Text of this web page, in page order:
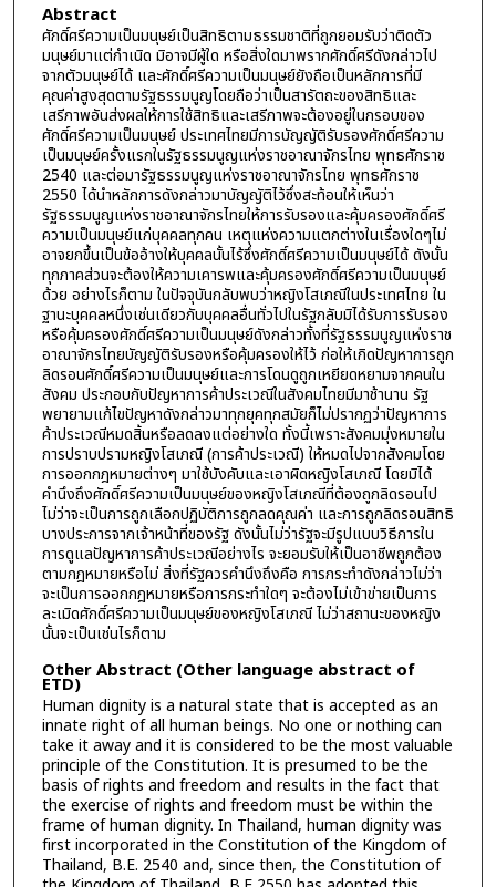
Abstract
ศักดิ์ศรีความเป็นมนุษย์เป็นสิทธิตามธรรมชาติที่ถูกยอมรับว่าติดตัว
มนุษย์มาแต่กำเนิด มิอาจมีผู้ใด หรือสิ่งใดมาพรากศักดิ์ศรีดังกล่าวไป
จากตัวมนุษย์ได้ และศักดิ์ศรีความเป็นมนุษย์ยังถือเป็นหลักการที่มี
คุณค่าสูงสุดตามรัฐธรรมนูญโดยถือว่าเป็นสารัตถะของสิทธิและ
เสรีภาพอันส่งผลให้การใช้สิทธิและเสรีภาพจะต้องอยู่ในกรอบของ
ศักดิ์ศรีความเป็นมนุษย์ ประเทศไทยมีการบัญญัติรับรองศักดิ์ศรีความ
เป็นมนุษย์ครั้งแรกในรัฐธรรมนูญแห่งราชอาณาจักรไทย พุทธศักราช
2540 และต่อมารัฐธรรมนูญแห่งราชอาณาจักรไทย พุทธศักราช
2550 ได้นำหลักการดังกล่าวมาบัญญัติไว้ซึ่งสะท้อนให้เห็นว่า
รัฐธรรมนูญแห่งราชอาณาจักรไทยให้การรับรองและคุ้มครองศักดิ์ศรี
ความเป็นมนุษย์แก่บุคคลทุกคน เหตุแห่งความแตกต่างในเรื่องใดๆไม่
อาจยกขึ้นเป็นข้ออ้างให้บุคคลนั้นไร้ซึ่งศักดิ์ศรีความเป็นมนุษย์ได้ ดังนั้น
ทุกภาคส่วนจะต้องให้ความเคารพและคุ้มครองศักดิ์ศรีความเป็นมนุษย์
ด้วย อย่างไรก็ตาม ในปัจจุบันกลับพบว่าหญิงโสเภณีในประเทศไทย ใน
ฐานะบุคคลหนึ่งเช่นเดียวกับบุคคลอื่นทั่วไปในรัฐกลับมิได้รับการรับรอง
หรือคุ้มครองศักดิ์ศรีความเป็นมนุษย์ดังกล่าวทั้งที่รัฐธรรมนูญแห่งราช
อาณาจักรไทยบัญญัติรับรองหรือคุ้มครองให้ไว้ ก่อให้เกิดปัญหาการถูก
ลิดรอนศักดิ์ศรีความเป็นมนุษย์และการโดนดูถูกเหยียดหยามจากคนใน
สังคม ประกอบกับปัญหาการค้าประเวณีในสังคมไทยมีมาช้านาน รัฐ
พยายามแก้ไขปัญหาดังกล่าวมาทุกยุคทุกสมัยก็ไม่ปรากฏว่าปัญหาการ
ค้าประเวณีหมดสิ้นหรือลดลงแต่อย่างใด ทั้งนี้เพราะสังคมมุ่งหมายใน
การปราบปรามหญิงโสเภณี (การค้าประเวณี) ให้หมดไปจากสังคมโดย
การออกกฎหมายต่างๆ มาใช้บังคับและเอาผิดหญิงโสเภณี โดยมิได้
คำนึงถึงศักดิ์ศรีความเป็นมนุษย์ของหญิงโสเภณีที่ต้องถูกลิดรอนไป
ไม่ว่าจะเป็นการถูกเลือกปฏิบัติการถูกลดคุณค่า และการถูกลิดรอนสิทธิ
บางประการจากเจ้าหน้าที่ของรัฐ ดังนั้นไม่ว่ารัฐจะมีรูปแบบวิธีการใน
การดูแลปัญหาการค้าประเวณีอย่างไร จะยอมรับให้เป็นอาชีพถูกต้อง
ตามกฎหมายหรือไม่ สิ่งที่รัฐควรคำนึงถึงคือ การกระทำดังกล่าวไม่ว่า
จะเป็นการออกกฎหมายหรือการกระทำใดๆ จะต้องไม่เข้าข่ายเป็นการ
ละเมิดศักดิ์ศรีความเป็นมนุษย์ของหญิงโสเภณี ไม่ว่าสถานะของหญิง
นั้นจะเป็นเช่นไรก็ตาม
Other Abstract (Other language abstract of
ETD)
Human dignity is a natural state that is accepted as an
innate right of all human beings. No one or nothing can
take it away and it is considered to be the most valuable
principle of the Constitution. It is presumed to be the
basis of rights and freedom and results in the fact that
the exercise of rights and freedom must be within the
frame of human dignity. In Thailand, human dignity was
first incorporated in the Constitution of the Kingdom of
Thailand, B.E. 2540 and, since then, the Constitution of